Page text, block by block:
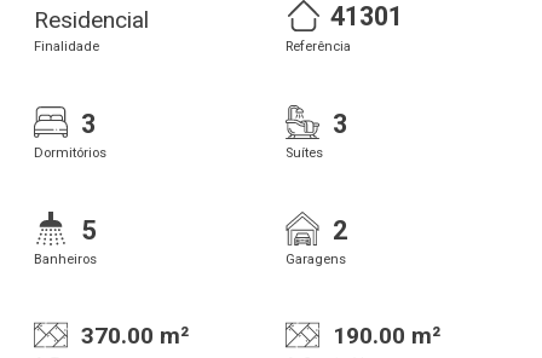
Residencial
Finalidade
41301
Referência
3
Dormitórios
3
Suítes
5
Banheiros
2
Garagens
370.00 m² 190.00 m²